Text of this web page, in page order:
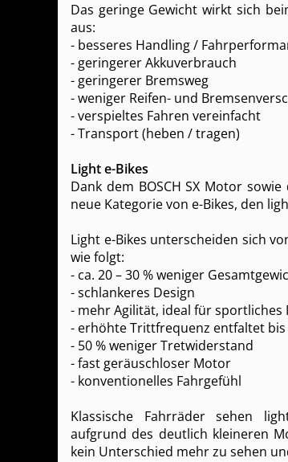
Das geringe Gewicht wirkt sich
aus:
- besseres Handling /
- geringerer Akkuverbrauch
- geringerer Bremsweg
- weniger Reifen- und
- verspieltes Fahren vereinfacht
- Transport (heben / tragen)
Light e-Bikes
Dank dem BOSCH SX Motor
neue Kategorie von e-Bikes, den
Light e-Bikes unterscheiden sich
wie folgt:
- ca. 20 – 30 % weniger
- schlankeres Design
- mehr Agilität, ideal für
- erhöhte Trittfrequenz entfaltet
- 50 % weniger Tretwiderstand
- fast geräuschloser Motor
- konventionelles Fahrgefühl
Klassische Fahrräder sehen
aufgrund des deutlich kleineren
kein Unterschied mehr zu sehen